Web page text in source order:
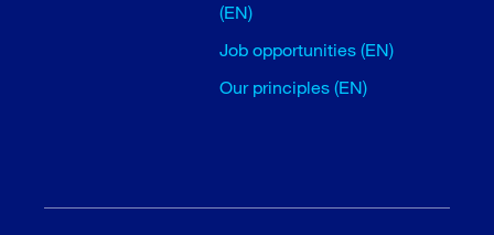
(EN)
Job opportunities (EN)
Our principles (EN)